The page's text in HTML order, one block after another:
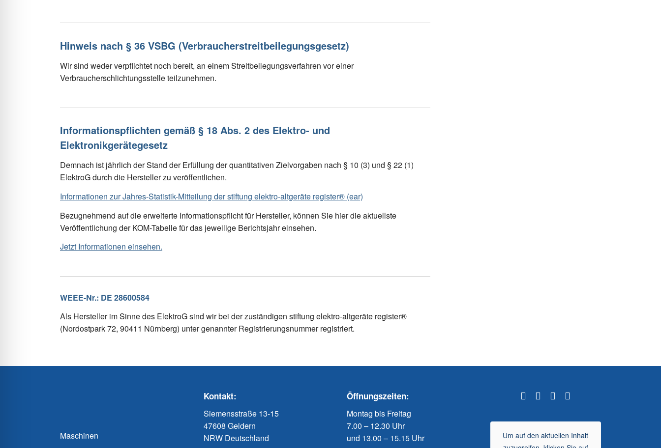
Hinweis nach § 36 VSBG (Verbraucherstreitbeilegungsgesetz)
Wir sind weder verpflichtet noch bereit, an einem Streitbeilegungsverfahren vor einer
Verbraucherschlichtungsstelle teilzunehmen.
Informationspflichten gemäß § 18 Abs. 2 des Elektro- und
Elektronikgerätegesetz
Demnach ist jährlich der Stand der Erfüllung der quantitativen Zielvorgaben nach § 10 (3) und § 22 (1)
ElektroG durch die Hersteller zu veröffentlichen.
Informationen zur Jahres-Statistik-Mitteilung der stiftung elektro-altgeräte register® (ear)
Bezugnehmend auf die erweiterte Informationspflicht für Hersteller, können Sie hier die aktuellste
Veröffentlichung der KOM-Tabelle für das jeweilige Berichtsjahr einsehen.
Jetzt Informationen einsehen.
WEEE-Nr.: DE 28600584
Als Hersteller im Sinne des ElektroG sind wir bei der zuständigen stiftung elektro-altgeräte register®
(Nordostpark 72, 90411 Nürnberg) unter genannter Registrierungsnummer registriert.
Maschinen
Kontakt:
Siemensstraße 13-15
47608 Geldern
NRW Deutschland
Öffnungszeiten:
Montag bis Freitag
7.00 – 12.30 Uhr
und 13.00 – 15.15 Uhr
Um auf den aktuellen Inhalt